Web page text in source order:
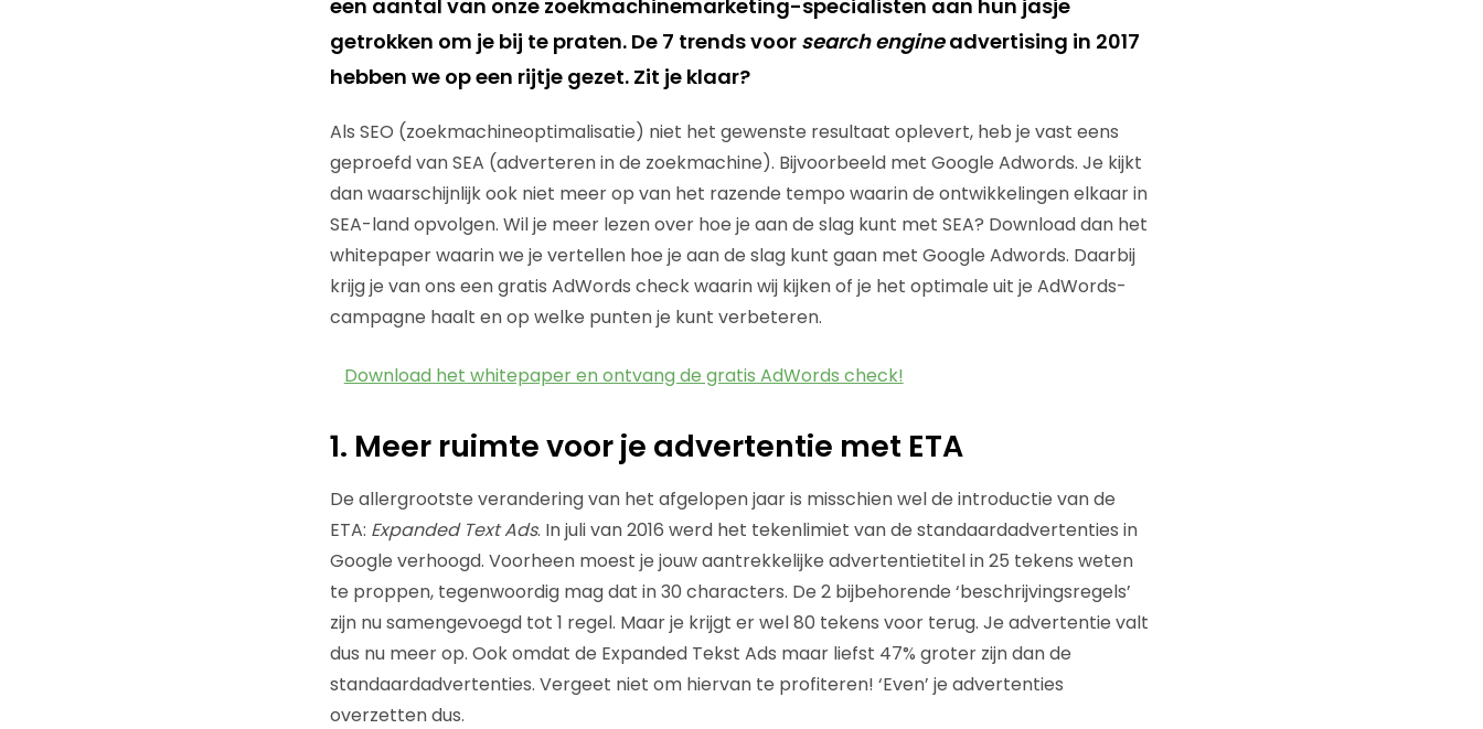
een aantal van onze zoekmachinemarketing-specialisten aan hun jasje
getrokken om je bij te praten. De 7 trends voor search engineadvertising in 2017
hebben we op een rijtje gezet. Zit je klaar?
Als SEO (zoekmachineoptimalisatie) niet het gewenste resultaat oplevert, heb je vast eens
geproefd van SEA (adverteren in de zoekmachine). Bijvoorbeeld met Google Adwords. Je kijkt
dan waarschijnlijk ook niet meer op van het razende tempo waarin de ontwikkelingen elkaar in
SEA-land opvolgen. Wil je meer lezen over hoe je aan de slag kunt met SEA? Download dan het
whitepaper waarin we je vertellen hoe je aan de slag kunt gaan met Google Adwords. Daarbij
krijg je van ons een gratis AdWords check waarin wij kijken of je het optimale uit je AdWords-
campagne haalt en op welke punten je kunt verbeteren.
Download het whitepaper en ontvang de gratis AdWords check!
1. Meer ruimte voor je advertentie met ETA
De allergrootste verandering van het afgelopen jaar is misschien wel de introductie van de
ETA: Expanded Text Ads. In juli van 2016 werd het tekenlimiet van de standaardadvertenties in
Google verhoogd. Voorheen moest je jouw aantrekkelijke advertentietitel in 25 tekens weten
te proppen, tegenwoordig mag dat in 30 characters. De 2 bijbehorende ‘beschrijvingsregels’
zijn nu samengevoegd tot 1 regel. Maar je krijgt er wel 80 tekens voor terug. Je advertentie valt
dus nu meer op. Ook omdat de Expanded Tekst Ads maar liefst 47% groter zijn dan de
standaardadvertenties. Vergeet niet om hiervan te profiteren! ‘Even’ je advertenties
overzetten dus.